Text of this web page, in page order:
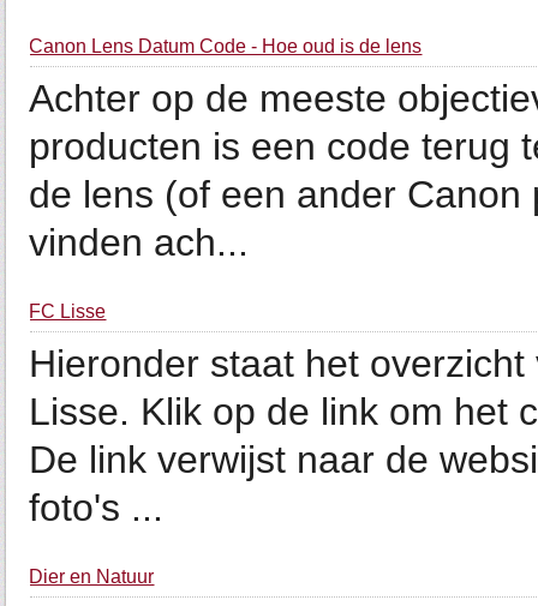
Canon Lens Datum Code - Hoe oud is de lens
Achter op de meeste
producten is een code terug
de lens (of een ander
vinden ach...
FC Lisse
Hieronder staat het
Lisse. Klik op de link om het
De link verwijst naar de
foto's ...
Dier en Natuur